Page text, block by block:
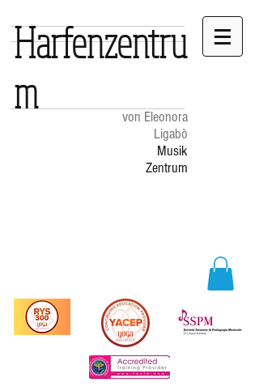
von Eleonora
Ligabò
Musik
Zentrum
Harfenzentru
m